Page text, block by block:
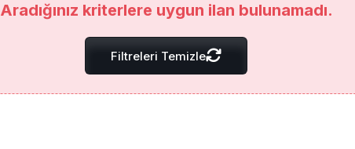
Aradığınız kriterlere uygun ilan bulunamadı.
Filtreleri Temizle